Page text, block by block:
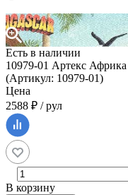
Есть в наличии
10979-01 Артекс
(Артикул: 10979-01)
Цена
2588 ₽ / рул
В корзину